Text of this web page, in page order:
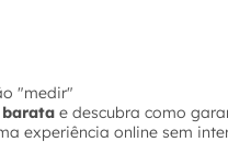
"medir"
barata e descubra como
experiência online sem